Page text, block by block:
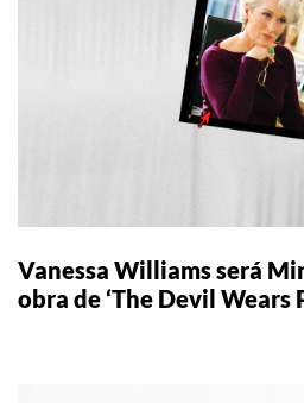
Vanessa Williams será
obra de ‘The Devil Wears